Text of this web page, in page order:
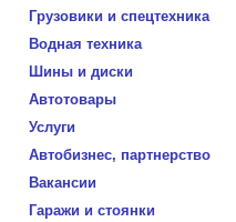
Грузовики и спецтехника
Водная техника
Шины и диски
Автотовары
Услуги
Автобизнес, партнерство
Вакансии
Гаражи и стоянки